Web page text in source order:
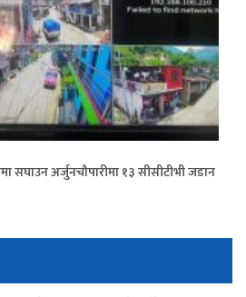
सघाउन अर्जुनचौपारीमा १३ सीसीटीभी जडान